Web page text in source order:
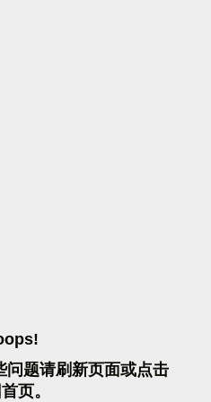
OPS!
问题请刷 新页面或点击
首页。